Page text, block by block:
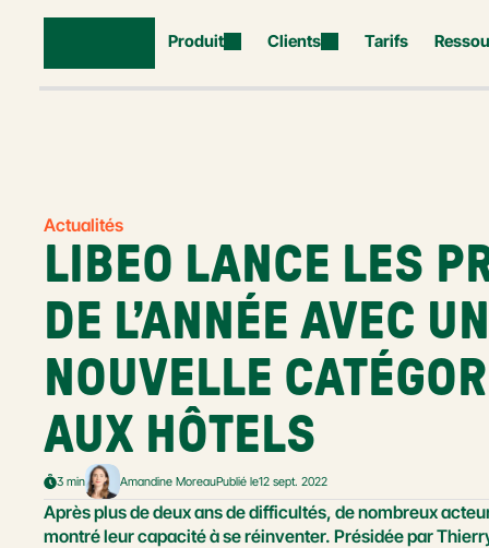
Produit Clients Tarifs
Actualités
LIBEO LANCE LES
DE L’ANNÉE AVEC
NOUVELLE
AUX HÔTELS
3 min Amandine MoreauPublié le12 sept. 2022
Après plus de deux ans de difficultés, de nombreux
montré leur capacité à se réinventer. Présidée par